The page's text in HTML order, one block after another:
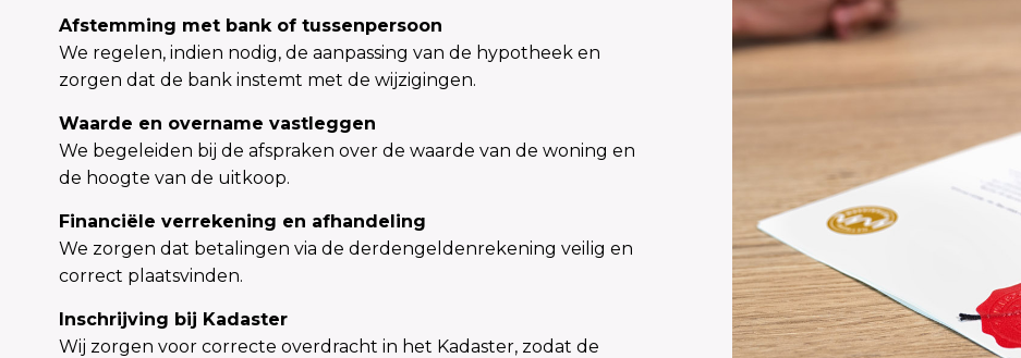
Afstemming met bank of tussenpersoon
We regelen, indien nodig, de aanpassing van de hypotheek en
zorgen dat de bank instemt met de wijzigingen.
Waarde en overname vastleggen
We begeleiden bij de afspraken over de waarde van de woning en
de hoogte van de uitkoop.
Financiële verrekening en afhandeling
We zorgen dat betalingen via de derdengeldenrekening veilig en
correct plaatsvinden.
Inschrijving bij Kadaster
Wij zorgen voor correcte overdracht in het Kadaster, zodat de